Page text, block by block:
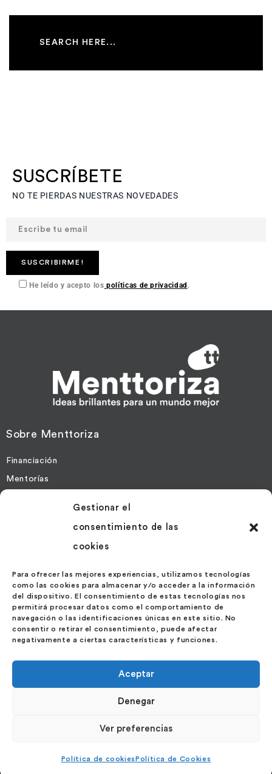
Gestionar el
consentimiento de las
cookies
Para ofrecer las mejores experiencias, utilizamos tecnologías
como las cookies para almacenar y/o acceder a la información
del dispositivo. El consentimiento de estas tecnologías nos
permitirá procesar datos como el comportamiento de
navegación o las identificaciones únicas en este sitio. No
consentir o retirar el consentimiento, puede afectar
negativamente a ciertas características y funciones.
Aceptar
Denegar
Ver preferencias
Política de cookiesPolítica de Cookies
SUSCRÍBETE
NO TE PIERDAS NUESTRAS NOVEDADES
He leído y acepto los políticas de privacidad.
Sobre Menttoriza
Financiación
Mentorías
Políticas de Cookies
Política de Privacidad
Contáctanos
España
@ 2022 Menttoriza todos los derechos reservados | Sitio desarrollado